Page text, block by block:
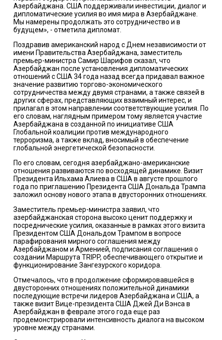
Азербайджана. США поддерживали инвестиции, диалог и
дипломатические усилия во имя мира в Азербайджане.
Мы намерены продолжать это сотрудничество и в
будущем», - отметила дипломат.
Поздравив американский народ с Днем независимости от
имени Правительства Азербайджана, заместитель
премьер-министра Самир Шарифов сказал, что
Азербайджан после установления дипломатических
отношений с США 34 года назад всегда придавал важное
значение развитию торгово-экономического
сотрудничества между двумя странами, а также связей в
других сферах, представляющих взаимный интерес, и
прилагал в этом направлении соответствующие усилия. По
его словам, наглядным примером тому является участие
Азербайджана в созданной по инициативе США
Глобальной коалиции против международного
терроризма, а также вклад, вносимый в обеспечение
глобальной энергетической безопасности.
По его словам, сегодня азербайджано-американские
отношения развиваются по восходящей динамике. Визит
Президента Ильхама Алиева в США в августе прошлого
года по приглашению Президента США Дональда Трампа
заложил основу нового этапа в двусторонних отношениях.
Заместитель премьер-министра заявил, что
азербайджанская сторона высоко ценит поддержку и
посреднические усилия, оказанные в рамках этого визита
Президентом США Дональдом Трампом в вопросе
парафирования мирного соглашения между
Азербайджаном и Арменией, подписания соглашения о
создании Маршрута TRIPP, обеспечивающего открытие и
функционирование Зангезурского коридора.
Отмечалось, что в продолжение сформировавшейся в
двусторонних отношениях положительной динамики
последующие встречи лидеров Азербайджана и США, а
также визит Вице-президента США Джей Ди Вэнса в
Азербайджан в феврале этого года еще раз
продемонстрировали интенсивность диалога на высоком
уровне между странами.